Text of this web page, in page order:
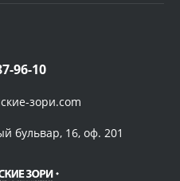
зори.com
96-10
бульвар, 16, оф. 201